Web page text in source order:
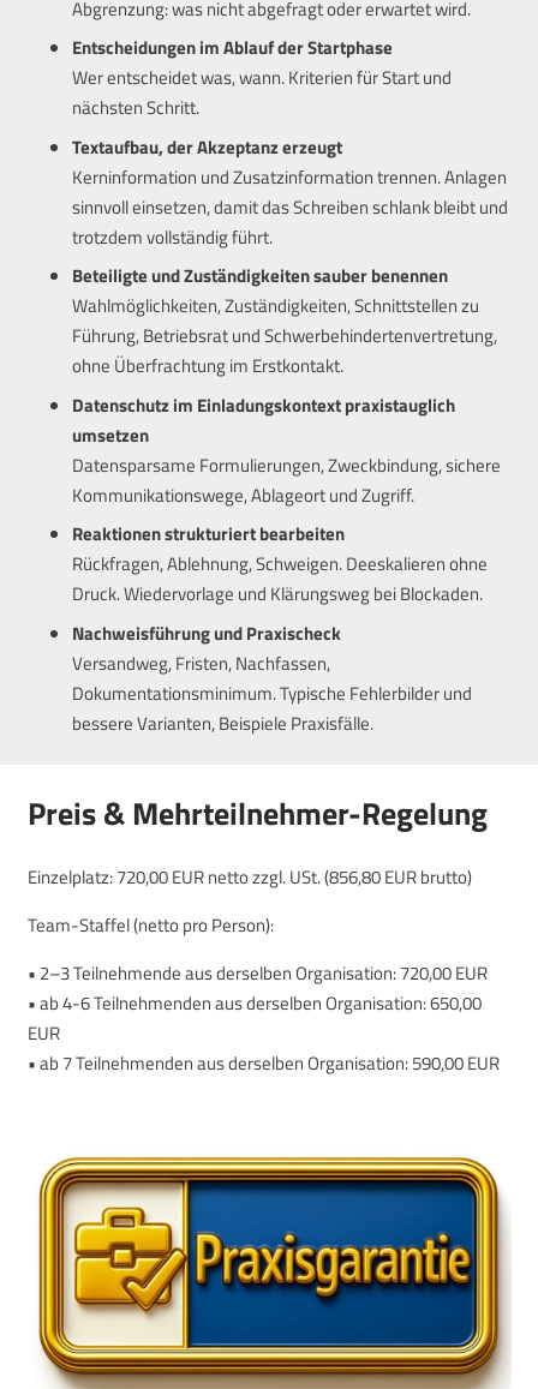
Abgrenzung: was nicht abgefragt oder erwartet wird.
Entscheidungen im Ablauf der Startphase
Wer entscheidet was, wann. Kriterien für Start und
nächsten Schritt.
Textaufbau, der Akzeptanz erzeugt
Kerninformation und Zusatzinformation trennen. Anlagen
sinnvoll einsetzen, damit das Schreiben schlank bleibt und
trotzdem vollständig führt.
Beteiligte und Zuständigkeiten sauber benennen
Wahlmöglichkeiten, Zuständigkeiten, Schnittstellen zu
Führung, Betriebsrat und Schwerbehindertenvertretung,
ohne Überfrachtung im Erstkontakt.
Datenschutz im Einladungskontext praxistauglich
umsetzen
Datensparsame Formulierungen, Zweckbindung, sichere
Kommunikationswege, Ablageort und Zugriff.
Reaktionen strukturiert bearbeiten
Rückfragen, Ablehnung, Schweigen. Deeskalieren ohne
Druck. Wiedervorlage und Klärungsweg bei Blockaden.
Nachweisführung und Praxischeck
Versandweg, Fristen, Nachfassen,
Dokumentationsminimum. Typische Fehlerbilder und
bessere Varianten, Beispiele Praxisfälle.
Preis & Mehrteilnehmer-Regelung
Einzelplatz: 720,00 EUR netto zzgl. USt. (856,80 EUR brutto)
Team-Staffel (netto pro Person):
• 2–3 Teilnehmende aus derselben Organisation: 720,00 EUR
• ab 4-6 Teilnehmenden aus derselben Organisation: 650,00
EUR
• ab 7 Teilnehmenden aus derselben Organisation: 590,00 EUR